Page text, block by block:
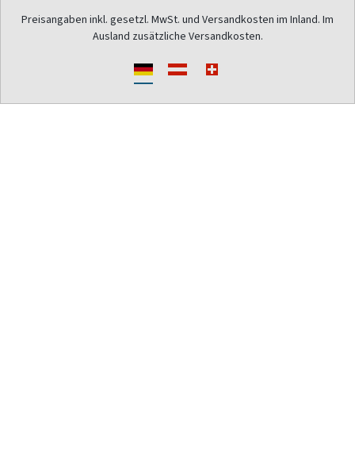
Preisangaben inkl. gesetzl. MwSt. und Versandkosten im Inland. Im
Ausland zusätzliche Versandkosten.